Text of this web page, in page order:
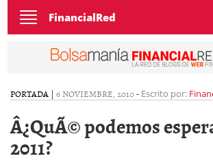
Toggle
navigation
FinancialRed
PORTADA | 6 NOVIEMBRE, 2010- Escrito por:
Â¿QuÃ© podemos
2011?